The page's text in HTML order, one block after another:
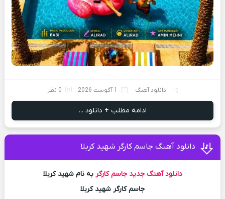
دانلود آهنگ 1 آگوست 2026 0 نظر
ادامه مطلب + دانلود ...
دانلود آهنگ جاسم کارگر شهید کربلا
دانلود آهنگ جدید جاسم کارگر به نام شهید کربلا
جاسم کارگر شهید کربلا